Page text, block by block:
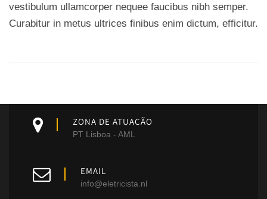
vestibulum ullamcorper nequee faucibus nibh semper.
Curabitur in metus ultrices finibus enim dictum, efficitur.
ZONA DE ATUAÇÃO
PT Lisboa - AML
EMAIL
info@eletricista.nl